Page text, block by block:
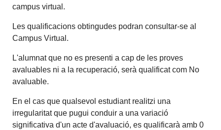
campus virtual.
Les qualificacions obtingudes podran consultar-se al
Campus Virtual.
L'alumnat que no es presenti a cap de les proves
avaluables ni a la recuperació, serà qualificat com No
avaluable.
En el cas que qualsevol estudiant realitzi una
irregularitat que pugui conduir a una variació
significativa d'un acte d'avaluació, es qualificarà amb 0